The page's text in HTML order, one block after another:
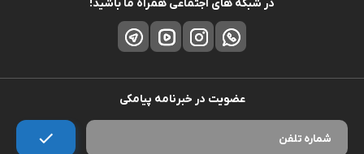
توانند عملکرد بهینه داشته باشند. انتخاب نادرست می تواند منجر به کاهش
سرعت، مشکلات گرمایشی یا حتی آسیب به قطعات شود. اهمیت خنک کننده
کامپیوتر، قطعات کامپیوتر با کیفیت و لوازم جانبی کامپیوتر اصلی در افزایش
یک طراح گرافیک حرفه ای با استفاده از مانیتور باکیفیت، قلم نوری و کامپیوتر
قدرتمند می تواند پروژه های خود را سریع تر و دقیق تر انجام دهد. در محیط